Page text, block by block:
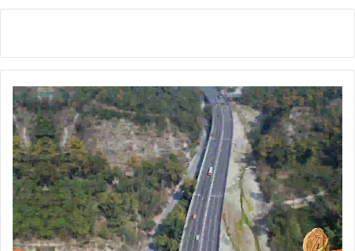
क्ता
ब
ता
या
—
हि
मा
ल
यी
या
त्रा
ओं
का